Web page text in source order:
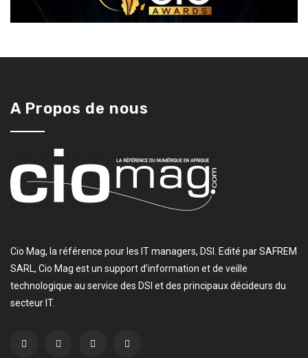
A Propos de nous
Cio Mag, la référence pour les IT managers, DSI. Edité par SAFREM
SARL, Cio Mag est un support d’information et de veille
technologique au service des DSI et des principaux décideurs du
secteur IT.